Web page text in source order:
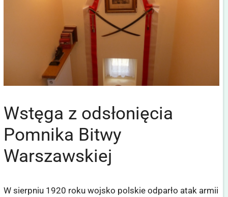
Wstęga z odsłonięcia
Pomnika Bitwy
Warszawskiej
W sierpniu 1920 roku wojsko polskie odparło atak armii